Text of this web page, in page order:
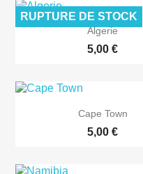
 Aperçu rapide
Algerie
5,00 €
RUPTURE DE STOCK
Aperçu rapide
Cape Town
5,00 €